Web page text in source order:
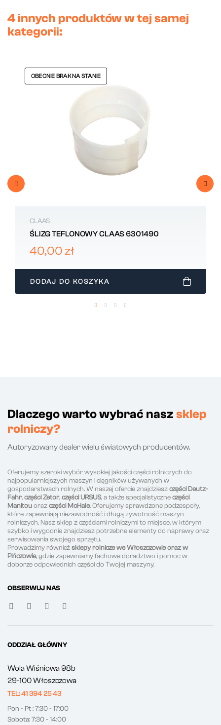
4 innych produktów w tej samej
kategorii:
OBECNIE BRAK NA STANIE
CLAAS
ŚLIZG TEFLONOWY CLAAS 6301490
40,00 zł
DODAJ DO KOSZYKA
Dlaczego warto wybrać nasz sklep
rolniczy?
Autoryzowany dealer wielu światowych producentów.
Oferujemy szeroki wybór wysokiej jakości części rolniczych do
najpopularniejszych maszyn i ciągników używanych w
gospodarstwach rolnych. W naszej ofercie znajdzieszczęści Deutz-
Fahr,części Zetor,części URSUS, a także specjalistyczneczęści
Manitouorazczęści McHale. Oferujemy sprawdzone podzespoły,
które zapewniają niezawodność i długą żywotność maszyn
rolniczych. Nasz sklep z częściami rolniczymi to miejsce, w którym
szybko i wygodnie znajdziesz potrzebne elementy do naprawy oraz
serwisowania swojego sprzętu.
Prowadzimy równieżsklepy rolnicze we Włoszczowie oraz w
Pińczowie, gdzie zapewniamy fachowe doradztwo i pomoc w
doborze odpowiednich części do Twojej maszyny.
OBSERWUJ NAS
ODDZIAŁ GŁÓWNY
Wola Wiśniowa 98b
29-100 Włoszczowa
TEL: 41 394 25 43
Pon - Pt : 7:30 - 17:00
Sobota: 7:30 - 14:00